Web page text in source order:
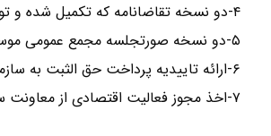
۴-دو نسخه تقاضانامه که تکمیل شده و توسط کلیه شرکا امضا شده باشد.
۵-دو نسخه صورتجلسه مجمع عمومی موسس که به وسیله شرکا امضا شده باشد.
۶-ارائه تاییدیه پرداخت حق الثبت به سازمان منطقه
۷-اخذ مجوز فعالیت اقتصادی از معاونت سرمایه گذاری سازمان